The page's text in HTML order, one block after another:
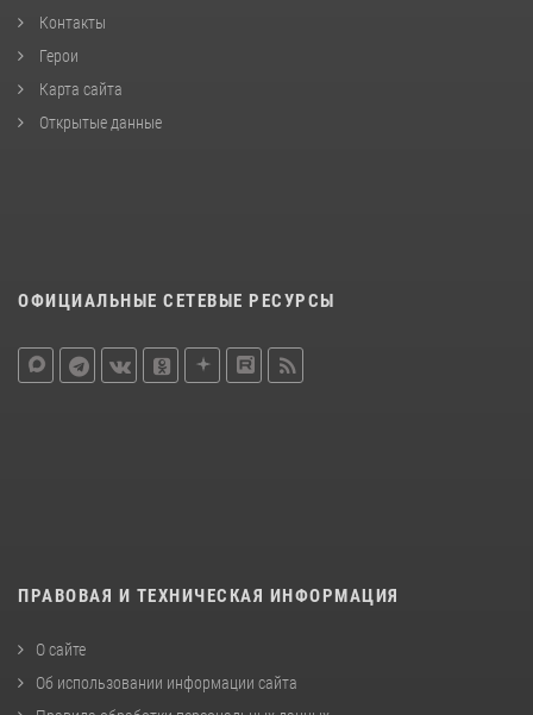
Контакты
Герои
Карта сайта
Открытые данные
ОФИЦИАЛЬНЫЕ СЕТЕВЫЕ РЕСУРСЫ
ПРАВОВАЯ И ТЕХНИЧЕСКАЯ ИНФОРМАЦИЯ
О сайте
Об использовании информации сайта